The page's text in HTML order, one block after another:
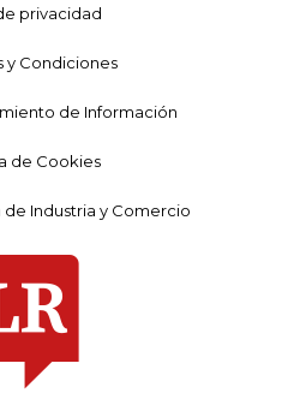
privacidad
y Condiciones
de Información
de Cookies
Industria y Comercio